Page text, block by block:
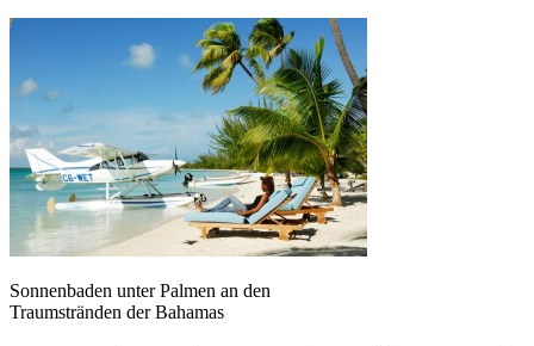
Sonnenbaden unter Palmen an den
Traumstränden der Bahamas